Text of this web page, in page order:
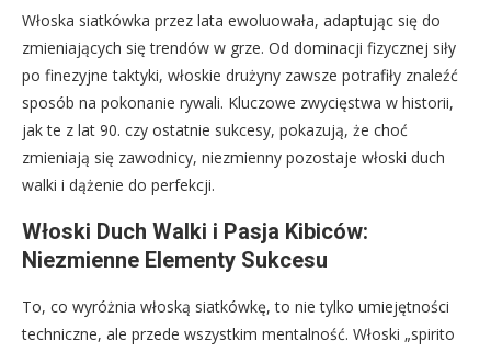
Włoska siatkówka przez lata ewoluowała, adaptując się do
zmieniających się trendów w grze. Od dominacji fizycznej siły
po finezyjne taktyki, włoskie drużyny zawsze potrafiły znaleźć
sposób na pokonanie rywali. Kluczowe zwycięstwa w historii,
jak te z lat 90. czy ostatnie sukcesy, pokazują, że choć
zmieniają się zawodnicy, niezmienny pozostaje włoski duch
walki i dążenie do perfekcji.
Włoski Duch Walki i Pasja Kibiców:
Niezmienne Elementy Sukcesu
To, co wyróżnia włoską siatkówkę, to nie tylko umiejętności
techniczne, ale przede wszystkim mentalność. Włoski „spirito